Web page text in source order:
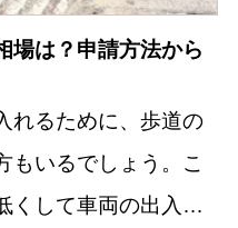
場は？申請方法から
れるために、歩道の
もいるでしょう。こ
くして車両の出入り